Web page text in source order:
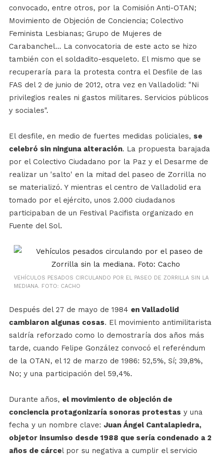
convocado, entre otros, por la Comisión Anti-OTAN;
Movimiento de Objeción de Conciencia; Colectivo
Feminista Lesbianas; Grupo de Mujeres de
Carabanchel... La convocatoria de este acto se hizo
también con el soldadito-esqueleto. El mismo que se
recuperaría para la protesta contra el Desfile de las
FAS del 2 de junio de 2012, otra vez en Valladolid: "Ni
privilegios reales ni gastos militares. Servicios públicos
y sociales".
El desfile, en medio de fuertes medidas policiales, se
celebró sin ninguna alteración. La propuesta barajada
por el Colectivo Ciudadano por la Paz y el Desarme de
realizar un 'salto' en la mitad del paseo de Zorrilla no
se materializó. Y mientras el centro de Valladolid era
tomado por el ejército, unos 2.000 ciudadanos
participaban de un Festival Pacifista organizado en
Fuente del Sol.
VEHÍCULOS PESADOS CIRCULANDO POR EL PASEO DE ZORRILLA SIN LA
MEDIANA. FOTO: CACHO
Después del 27 de mayo de 1984 en Valladolid
cambiaron algunas cosas. El movimiento antimilitarista
saldría reforzado como lo demostraría dos años más
tarde, cuando Felipe González convocó el referéndum
de la OTAN, el 12 de marzo de 1986: 52,5%, Sí; 39,8%,
No; y una participación del 59,4%.
Durante años, el movimiento de objeción de
conciencia protagonizaría sonoras protestas y una
fecha y un nombre clave: Juan Ángel Cantalapiedra,
objetor insumiso desde 1988 que sería condenado a 2
años de cárcel por su negativa a cumplir el servicio